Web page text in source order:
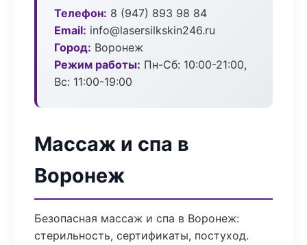
Телефон: 8 (947) 893 98 84
Email: info@lasersilkskin246.ru
Город: Воронеж
Режим работы: Пн-Сб: 10:00-21:00,
Вс: 11:00-19:00
Массаж и спа в
Воронеж
Безопасная массаж и спа в Воронеж:
стерильность, сертификаты, постуход.